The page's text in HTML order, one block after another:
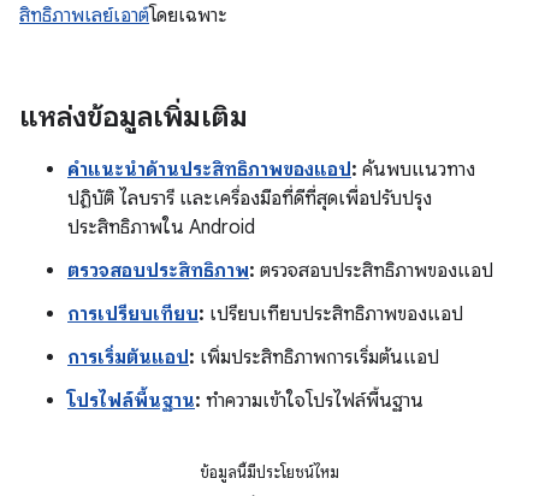
สิทธิภาพเลย์เอาต์โดยเฉพาะ
แหล่งข้อมูลเพิ่มเติม
คำแนะนำด้านประสิทธิภาพของแอป: ค้นพบแนวทาง
ปฏิบัติ ไลบรารี และเครื่องมือที่ดีที่สุดเพื่อปรับปรุง
ประสิทธิภาพใน Android
ตรวจสอบประสิทธิภาพ: ตรวจสอบประสิทธิภาพของแอป
การเปรียบเทียบ: เปรียบเทียบประสิทธิภาพของแอป
การเริ่มต้นแอป: เพิ่มประสิทธิภาพการเริ่มต้นแอป
โปรไฟล์พื้นฐาน: ทำความเข้าใจโปรไฟล์พื้นฐาน
ข้อมูลนี้มีประโยชน์ไหม